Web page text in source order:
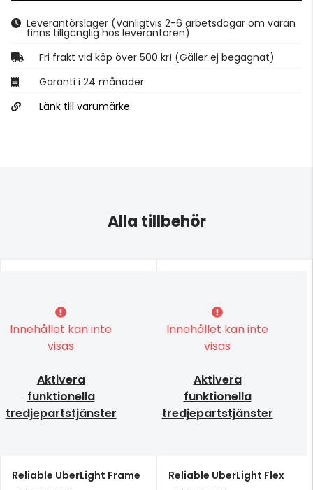
Leverantörslager (Vanligtvis 2-6 arbetsdagar om varan
finns tillgänglig hos leverantören)
Fri frakt vid köp över 500 kr! (Gäller ej begagnat)
Garanti i 24 månader
Länk till varumärke
Alla tillbehör
Innehållet kan inte
visas
Aktivera
funktionella
tredjepartstjänster
Reliable UberLight Frame
Innehållet kan inte
visas
Aktivera
funktionella
tredjepartstjänster
Reliable UberLight Flex